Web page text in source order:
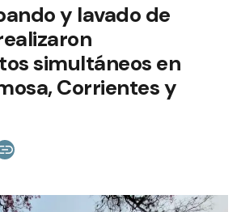
y lavado de
simultáneos en
Corrientes y